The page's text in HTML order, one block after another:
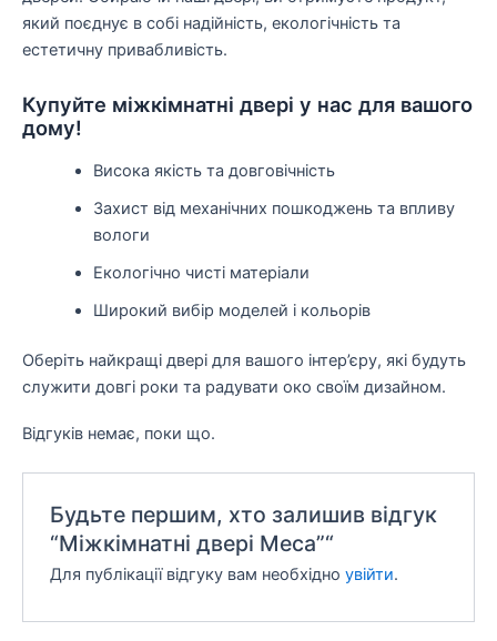
який поєднує в собі надійність, екологічність та
естетичну привабливість.
Купуйте міжкімнатні двері у нас для вашого
дому!
Висока якість та довговічність
Захист від механічних пошкоджень та впливу
вологи
Екологічно чисті матеріали
Широкий вибір моделей і кольорів
Оберіть найкращі двері для вашого інтер’єру, які будуть
служити довгі роки та радувати око своїм дизайном.
Відгуків немає, поки що.
Будьте першим, хто залишив відгук
“Міжкімнатні двері Меса”“
Для публікації відгуку вам необхідноувійти.